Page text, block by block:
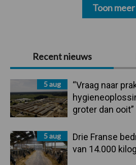
Primaire
Sidebar
Recent nieuws
5 aug
“Vraag naar
groter dan ooit”
5 aug
Drie Franse
van 14.000
Toon meer